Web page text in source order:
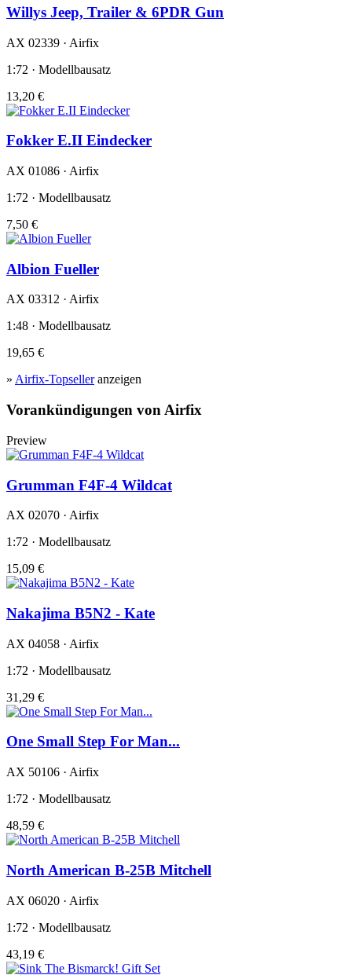
Willys Jeep, Trailer & 6PDR Gun
AX 02339 · Airfix
1:72 · Modellbausatz
13,20 €
Fokker E.II Eindecker
AX 01086 · Airfix
1:72 · Modellbausatz
7,50 €
Albion Fueller
AX 03312 · Airfix
1:48 · Modellbausatz
19,65 €
» Airfix-Topselleranzeigen
Vorankündigungen von Airfix
Preview
Grumman F4F-4 Wildcat
AX 02070 · Airfix
1:72 · Modellbausatz
15,09 €
Nakajima B5N2 - Kate
AX 04058 · Airfix
1:72 · Modellbausatz
31,29 €
One Small Step For Man...
AX 50106 · Airfix
1:72 · Modellbausatz
48,59 €
North American B-25B Mitchell
AX 06020 · Airfix
1:72 · Modellbausatz
43,19 €